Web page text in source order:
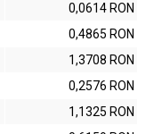
0,0614 RON
0,4865 RON
1,3708 RON
0,2576 RON
1,1325 RON